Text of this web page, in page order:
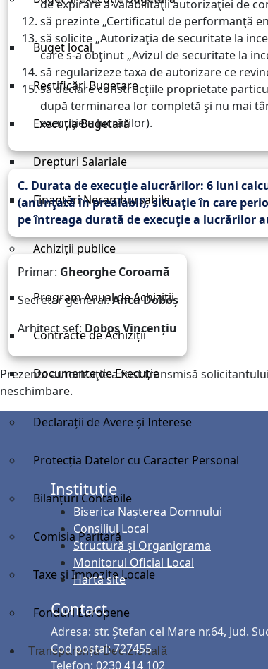
Buget local
Rectificări Bugetare
Execuția Bugetară
Drepturi Salariale
Finanțări Nerambursabile
Achiziții publice
Program Anual de Achiziții
Contracte de Achiziții
Documente de Execuție
Declarații de Avere și Interese
Protecția Datelor cu Caracter Personal
Bilanțuri Contabile
Comisia Paritară
Taxe și Impozite Locale
Fonduri Europene
Transparență Decizională
de expirare a valabilităţii autorizaţiei de
să prezinte „Certificatul de performanţă
să solicite „Autorizaţia de securitate la
care s-a obţinut „Avizul de securitate la
să regularizeze taxa de autorizare ce
să declare construcţiile proprietate
după terminarea lor completă şi nu mai
execuţie a lucrărilor).
C. Durata de execuţie alucrărilor: 6 luni
(anunţată în prealabil), situaţie în care
pe întreaga durată de execuţie a lucrărilor
Primar: Gheorghe Coroamă
Secretar general:Anca Doboș
Arhitect șef: Doboș Vincențiu
Prezenta autorizaţie a fost transmisă
neschimbare.
Instituție
Biserica Nașterea Domnului
Consiliul Local
Structură și Organigrama
Monitorul Oficial Local
Hartă site
Contact
Adresa: str. Ștefan cel Mare nr.64, Jud.
Cod poștal: 727455
Telefon: 0230 414 102